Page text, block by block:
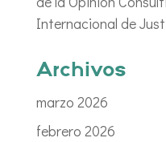
Internacional de
Archivos
marzo 2026
febrero 2026